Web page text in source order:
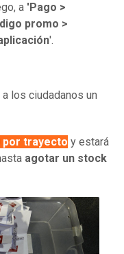
a 'Pago >
promo >
'.
los ciudadanos un
por trayecto y estará
agotar un stock